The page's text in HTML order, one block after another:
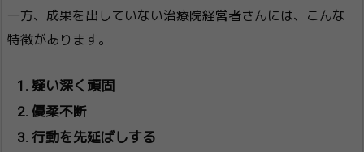
一方、成果を出していない治療院経営者さんには、こんな
特徴があります。
疑い深く頑固
優柔不断
行動を先延ばしする